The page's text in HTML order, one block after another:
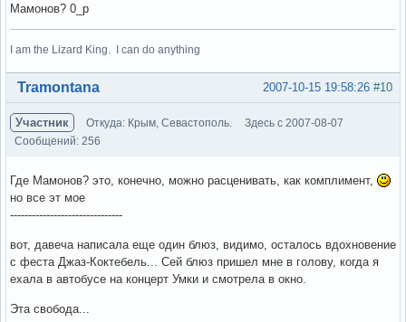
Мамонов? 0_р
I am the Lizard King. I can do anything
Вне форума #10
2007-10-15 19:58:26
Tramontana
Участник Откуда: Крым, Севастополь.
Здесь с 2007-08-07
Сообщений: 256
Где Мамонов? это, конечно, можно расценивать, как комплимент,
но все эт мое
-------------------------------
вот, давеча написала еще один блюз, видимо, осталось вдохновение
с феста Джаз-Коктебель... Сей блюз пришел мне в голову, когда я
ехала в автобусе на концерт Умки и смотрела в окно.
Эта свобода...